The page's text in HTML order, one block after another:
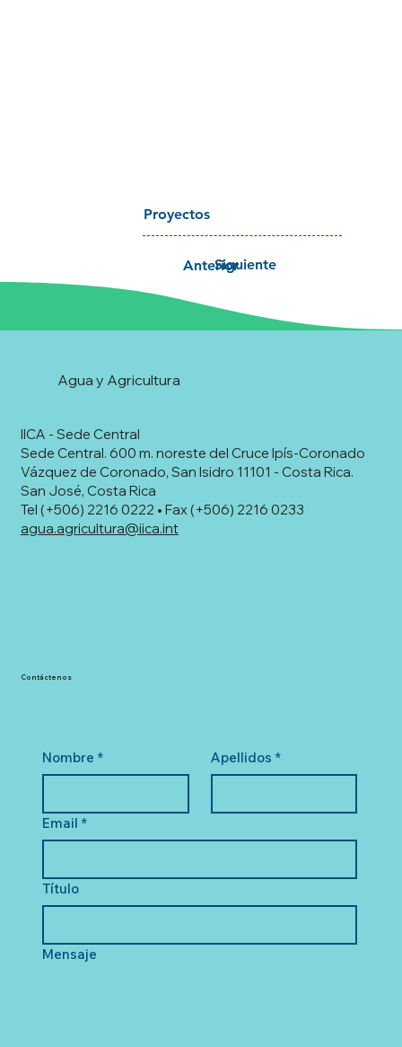
Siguiente
Anterior
Proyectos
IICA - Sede Central
Sede Central. 600 m. noreste del Cruce Ipís-Coronado
Vázquez de Coronado, San Isidro 11101 - Costa Rica.
San José, Costa Rica
Tel (+506) 2216 0222 • Fax (+506) 2216 0233
agua.agricultura@iica.int
Agua y Agricultura
Nombre * Apellidos *
Email *
Título
Mensaje
Contáctenos